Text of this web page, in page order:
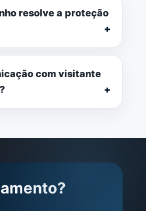
resolve a proteção
com visitante